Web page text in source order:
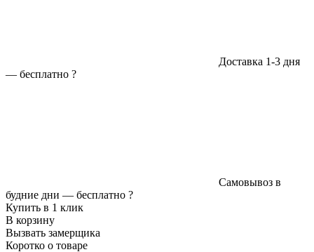
Доставка 1-3 дня
— бесплатно ?
Самовывоз в
будние дни — бесплатно ?
Купить в 1 клик
В корзину
Вызвать замерщика
Коротко о товаре